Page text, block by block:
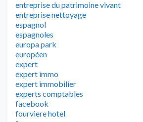
entreprise du patrimoine vivant
entreprise nettoyage
espagnol
espagnoles
europa park
européen
expert
expert immo
expert immobilier
experts comptables
facebook
fourviere hotel